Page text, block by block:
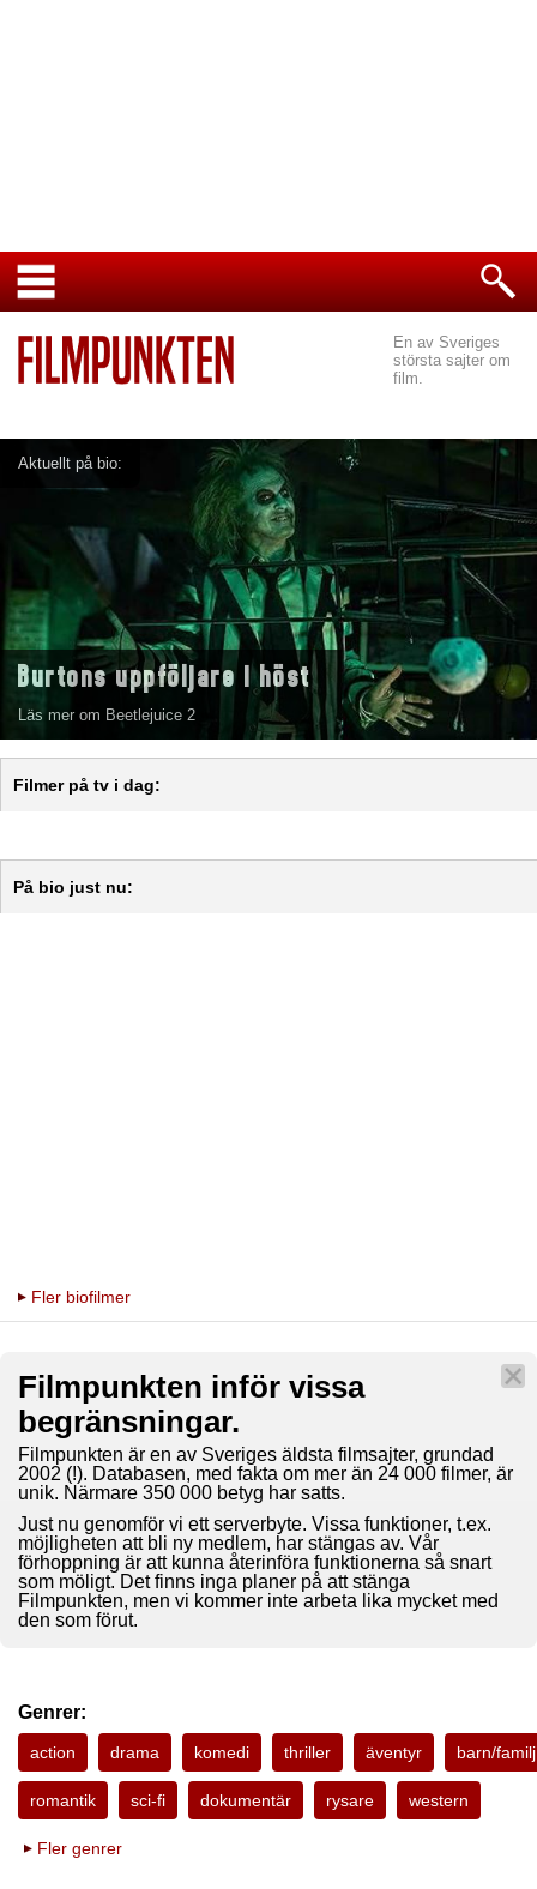
En av Sveriges
största sajter om
film.
Aktuellt på bio:
Burtons uppföljare i höst
Läs mer om Beetlejuice 2
Filmer på tv i dag:
På bio just nu:
Fler biofilmer
Filmpunkten inför vissa
begränsningar.
Filmpunkten är en av Sveriges äldsta filmsajter, grundad
2002 (!). Databasen, med fakta om mer än 24 000 filmer, är
unik. Närmare 350 000 betyg har satts.
Just nu genomför vi ett serverbyte. Vissa funktioner, t.ex.
möjligheten att bli ny medlem, har stängas av. Vår
förhoppning är att kunna återinföra funktionerna så snart
som möligt. Det finns inga planer på att stänga
Filmpunkten, men vi kommer inte arbeta lika mycket med
den som förut.
Genrer:
action drama komedi thriller äventyr barn/familj
romantik sci-fi dokumentär rysare western
Fler genrer